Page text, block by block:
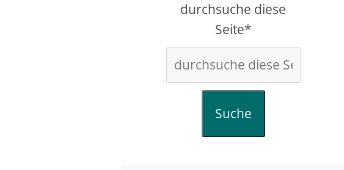
durchsuche diese
Seite*
Suche